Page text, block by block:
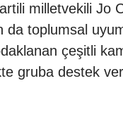
milletvekili Jo
da toplumsal
çeşitli
gruba destek